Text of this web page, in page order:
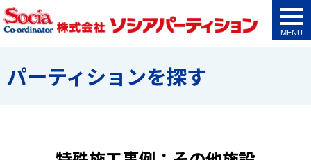
パーティションを探す